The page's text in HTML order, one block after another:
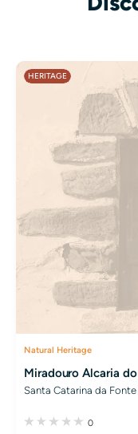
HERITAGE
Natural Heritage
Miradouro Alcaria
Santa Catarina da
0